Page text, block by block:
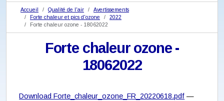
Accueil Qualité de l'air
Avertissements
Forte chaleur et pics d'ozone
2022
Forte chaleur ozone - 18062022
Forte chaleur ozone -
18062022
Download Forte_chaleur_ozone_FR_20220618.pdf —